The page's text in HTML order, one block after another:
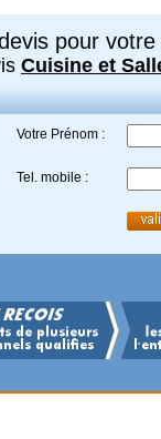
pour votre
Cuisine et
Votre Prénom :
Tel. mobile :